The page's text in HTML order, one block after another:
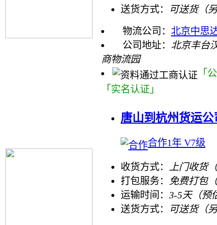
送货方式：
可送货（
物流公司： 北京中思
公司地址： 北京丰台
商物流园
「
「实名认证」
唐山到杭州货运
合作1年 V7级
收货方式：
上门收货
打包服务：
免费打包
运输时间： 3-5天（预
送货方式：
可送货（